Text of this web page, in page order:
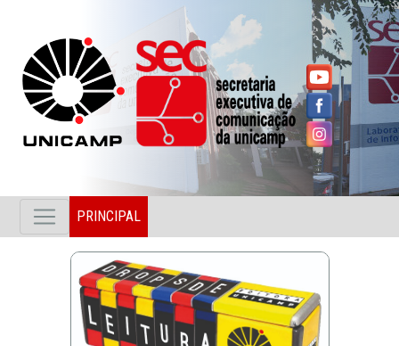
PRINCIPAL